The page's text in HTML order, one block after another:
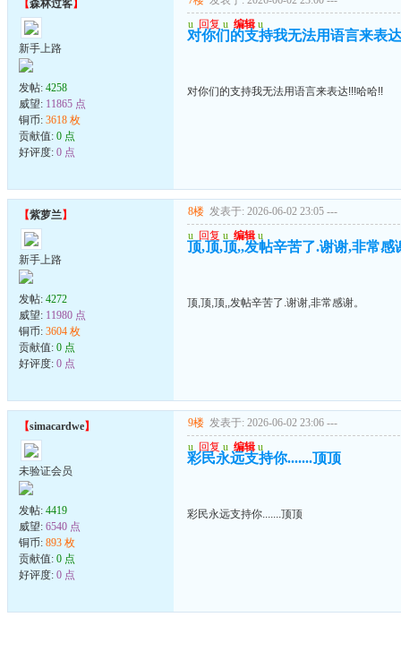
【森林过客】
新手上路
发帖: 4258
威望: 11865 点
铜币: 3618 枚
贡献值: 0 点
好评度: 0 点
u 回复 u 编辑 u
对你们的支持我无法用语言来表
对你们的支持我无法用语言来表达!!!哈哈!!
【紫萝兰】
新手上路
发帖: 4272
威望: 11980 点
铜币: 3604 枚
贡献值: 0 点
好评度: 0 点
8楼 发表于: 2026-06-02 23:05 ---
u 回复 u 编辑 u
顶,顶,顶,,发帖辛苦了.谢谢,非常感
顶,顶,顶,,发帖辛苦了.谢谢,非常感谢。
【simacardwe】
未验证会员
发帖: 4419
威望: 6540 点
铜币: 893 枚
贡献值: 0 点
好评度: 0 点
9楼 发表于: 2026-06-02 23:06 ---
u 回复 u 编辑 u
彩民永远支持你.......顶顶
彩民永远支持你.......顶顶